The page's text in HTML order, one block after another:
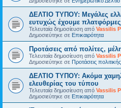
ΔΕΛΤΙΟ ΤΥΠΟΥ: Μεγάλες
ευτυχώς έχουμε
Τελευταία δημοσίευση από Vassilis
Δημοσιεύτηκε σε Επικαιρότητα
Προτάσεις από πολίτες,
Τελευταία δημοσίευση από Vassilis
Δημοσιεύτηκε σε Προτάσεις πολιτικής
ΔΕΛΤΙΟ ΤΥΠΟΥ: Ακόμα
ελευθερίας του τύπου
Τελευταία δημοσίευση από Vassilis
Δημοσιεύτηκε σε Επικαιρότητα